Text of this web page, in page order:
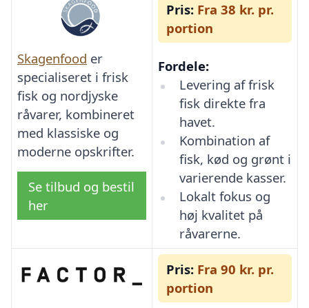
Skagenfood er
specialiseret i frisk
fisk og nordjyske
råvarer, kombineret
med klassiske og
moderne opskrifter.
Se tilbud og bestil
her
Pris: Fra 38 kr. pr.
portion
Fordele:
Levering af frisk
fisk direkte fra
havet.
Kombination af
fisk, kød og grønt i
varierende kasser.
Lokalt fokus og
høj kvalitet på
råvarerne.
Pris: Fra 90 kr. pr.
portion